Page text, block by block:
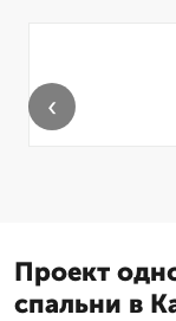
‹
Проект
спальни в